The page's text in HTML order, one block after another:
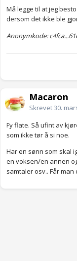
kjørte dårligere
noe tidligere, men
Anonymkode:
Må legge til at jeg
dersom det ikke ble
Anonymkode:
Macaron
Skrevet30.
Fy flate. Så ufint av
som ikke tør å si noe.
Har en sønn som skal
en voksen/en annen
samtaler osv.. Får man